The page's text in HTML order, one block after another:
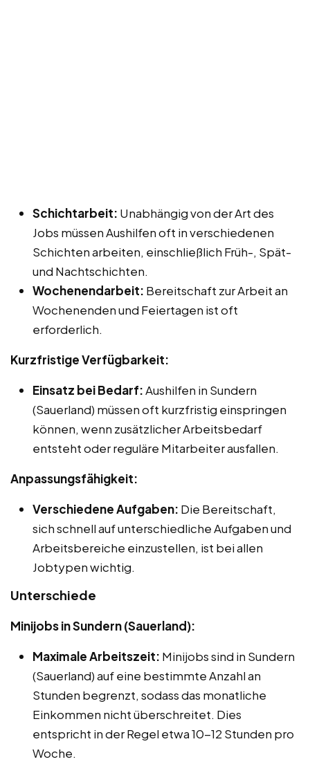
Schichtarbeit: Unabhängig von der Art des
Jobs müssen Aushilfen oft in verschiedenen
Schichten arbeiten, einschließlich Früh-, Spät-
und Nachtschichten.
Wochenendarbeit: Bereitschaft zur Arbeit an
Wochenenden und Feiertagen ist oft
erforderlich.
Kurzfristige Verfügbarkeit:
Einsatz bei Bedarf:Aushilfen in Sundern
(Sauerland) müssen oft kurzfristig einspringen
können, wenn zusätzlicher Arbeitsbedarf
entsteht oder reguläre Mitarbeiter ausfallen.
Anpassungsfähigkeit:
Verschiedene Aufgaben: Die Bereitschaft,
sich schnell auf unterschiedliche Aufgaben und
Arbeitsbereiche einzustellen, ist bei allen
Jobtypen wichtig.
Unterschiede
Minijobs in Sundern (Sauerland):
Maximale Arbeitszeit: Minijobs sind in Sundern
(Sauerland) auf eine bestimmte Anzahl an
Stunden begrenzt, sodass das monatliche
Einkommen nicht überschreitet. Dies
entspricht in der Regel etwa 10-12 Stunden pro
Woche.